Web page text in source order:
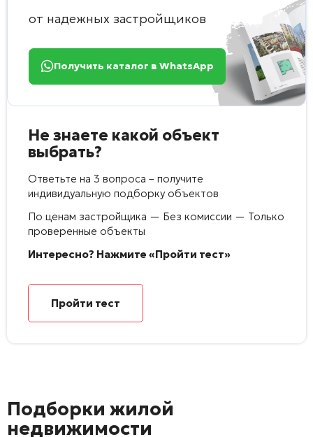
от надежных застройщиков
Получить каталог в WhatsApp
Не знаете какой объект
выбрать?
Ответьте на 3 вопроса – получите
индивидуальную подборку объектов
По ценам застройщика — Без комиссии — Только
проверенные объекты
Интересно? Нажмите «Пройти тест»
Пройти тест
Подборки жилой
недвижимости